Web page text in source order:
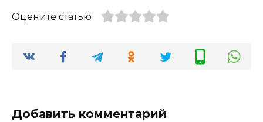
Оцените статью
Добавить комментарий